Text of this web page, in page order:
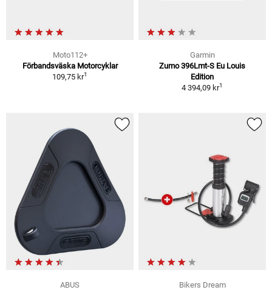
Moto112+
Förbandsväska Motorcyklar
109,75 kr1
Garmin
Zumo 396Lmt-S Eu Louis
Edition
4 394,09 kr1
ABUS
Bikers Dream